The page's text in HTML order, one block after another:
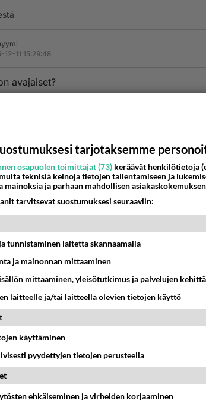
12-11 15:29:48
avajaiset?
Kommentoi aloitusta...
Ketjusta on poistettu1sääntöjenvastaista
Takaisin ylös
KESKUSTELUT
KUUKAUSI
parisuhteessa?
ei mene hyvin
Kotimaiset julkkisjuorut
liian pitkä koulumatka
tarjotaksemme
osapuolen toimittajat (73) keräävät henkilötietoja
teknisiä keinoja tietojen tallentamiseen ja
ja parhaan mahdollisen
tarvitsevat suostumuksesi seuraaviin:
tunnistaminen laitetta skannaamalla
ja mainonnan mittaaminen
mittaaminen, yleisötutkimus ja palvelujen
laitteelle ja/tai laitteella olevien tietojen käyttö
käyttäminen
pyydettyjen tietojen perusteella
ehkäiseminen ja virheiden korjaaminen